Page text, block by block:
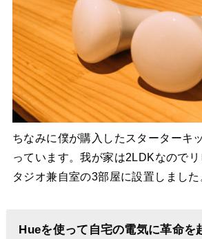
ちなみに僕が購入したスターターキ
っています。我が家は2LDKなので
タジオ兼自室の3部屋に設置しました
Hueを使って自宅の電気に革命を